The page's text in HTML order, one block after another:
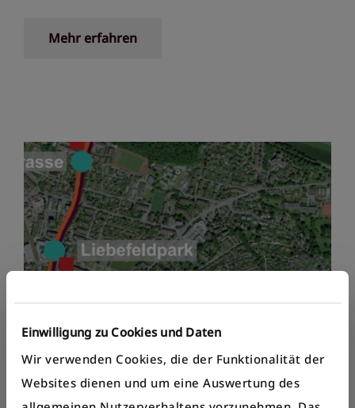
Einwilligung zu Cookies und Daten
Wir verwenden Cookies, die der Funktionalität der
Websites dienen und um eine Auswertung des
Mehr erfahren